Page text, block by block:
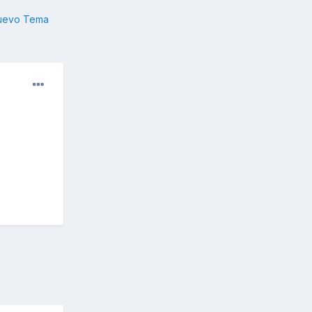
Tema